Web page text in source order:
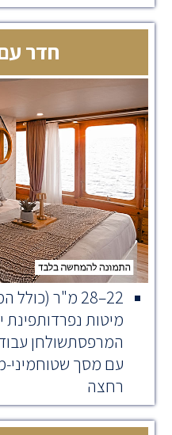
חדר
22–28 מ"ר
מיטות נפרדותפינת
המרפסתשולחן
עם מסך
רחצה